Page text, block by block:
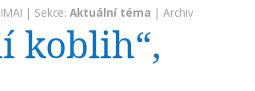
IMAI | Sekce: Aktuální téma | Archiv
koblih“,